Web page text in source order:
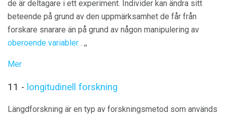
de är deltagare i ett experiment. Individer kan ändra sitt
beteende på grund av den uppmärksamhet de får från
forskare snarare än på grund av någon manipulering av
oberoende variabler . ,,
Mer
11 - longitudinell forskning
Längdforskning är en typ av forskningsmetod som används